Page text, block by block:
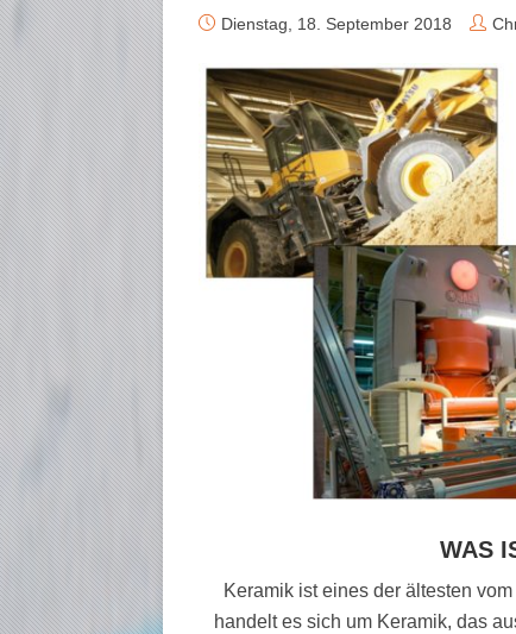
Dienstag, 18. September 2018
WAS
Keramik ist eines der ältesten
handelt es sich um Keramik, das